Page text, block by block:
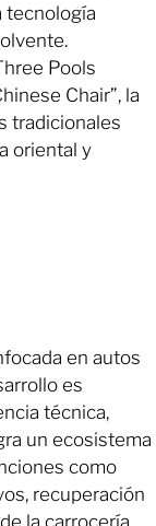
tecnología
Pools
Chair”, la
tradicionales
oriental y
en autos
es
técnica,
un ecosistema
como
recuperación
la carrocería.